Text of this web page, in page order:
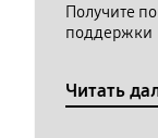
Получите
поддержки
Читать